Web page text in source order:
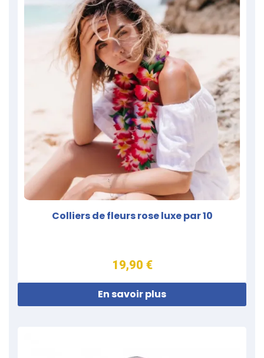
Colliers de fleurs rose luxe par 10
19,90 €
En savoir plus